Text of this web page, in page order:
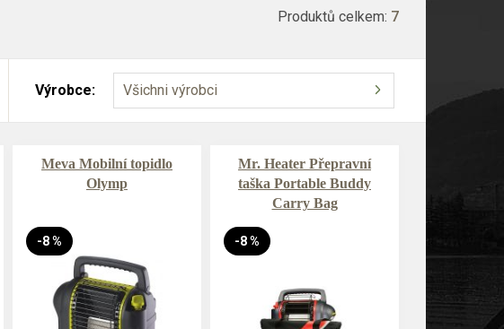
Produktů celkem: 7
Výrobce: Všichni výrobci
Meva Mobilní topidlo
Olymp
-8 %
Mr. Heater Přepravní
taška Portable Buddy
Carry Bag
-8 %